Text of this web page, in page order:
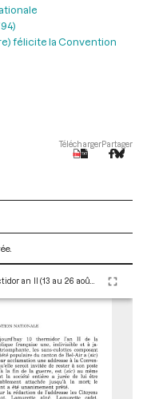
félicite la Convention
TéléchargerPartager